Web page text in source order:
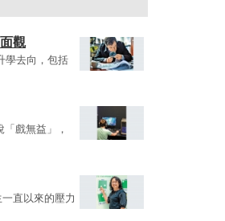
觀
學去向，包括
戲無益」，
直以來的壓力